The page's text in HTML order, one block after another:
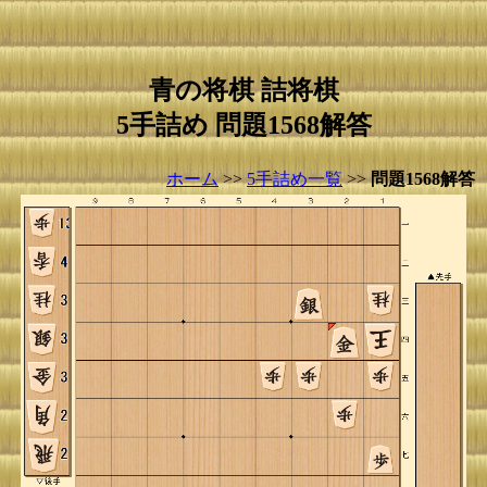
青の将棋 詰将棋
5手詰め 問題1568解答
ホーム>>5手詰め一覧>>問題1568解答